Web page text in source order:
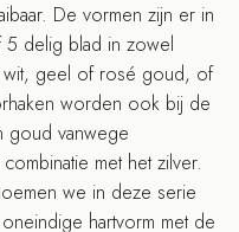
De vormen zijn er in
5 delig blad in zowel
wit, geel of rosé goud, of
worden ook bij de
goud vanwege
met het zilver.
we in deze serie
hartvorm met de